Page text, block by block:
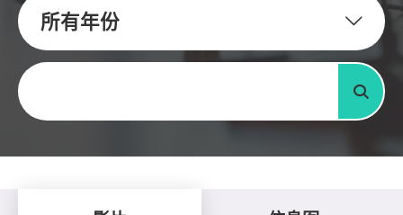
所有年份
关键字
搜寻